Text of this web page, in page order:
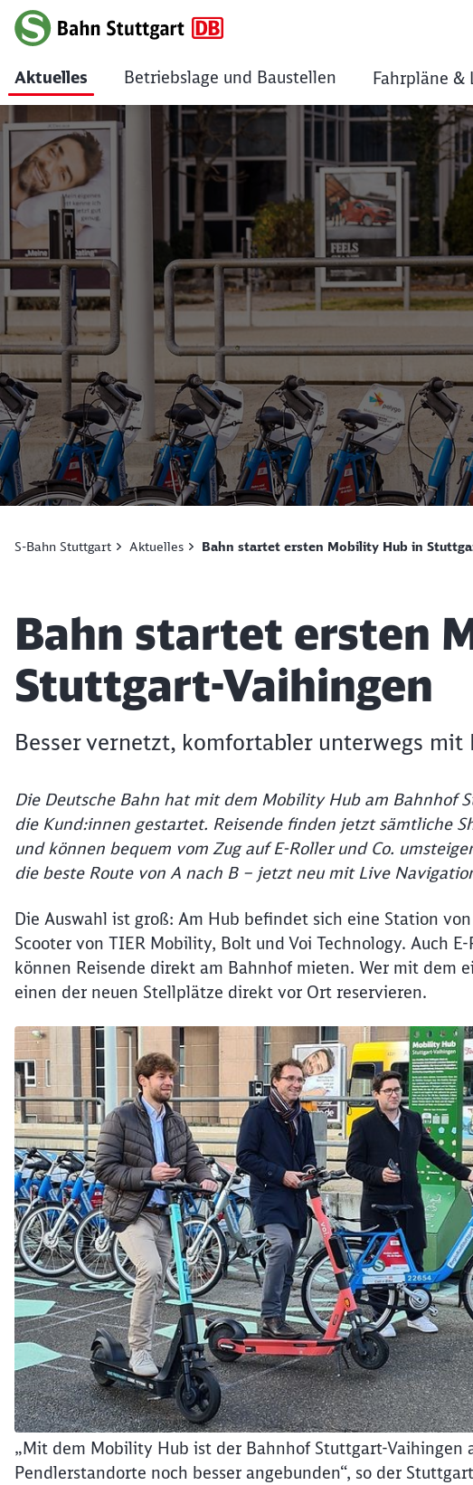
Bahn startet ersten
Aktuelles Betriebslage und Baustellen Fahrpläne &
Klicken, um den folgenden Slider zu überspringen
S-Bahn Stuttgart Aktuelles Bahn startet ersten Mobility Hub in
Artikel:
Bahn startet ersten
Stuttgart-Vaihingen
Besser vernetzt, komfortabler unterwegs mit
Die Deutsche Bahn hat mit dem Mobility Hub am Bahnhof
die Kund:innen gestartet. Reisende finden jetzt sämtliche
und können bequem vom Zug auf E-Roller und Co.
die beste Route von A nach B – jetzt neu mit Live
Die Auswahl ist groß: Am Hub befindet sich eine Station
Scooter von TIER Mobility, Bolt und Voi Technology. Auch
können Reisende direkt am Bahnhof mieten. Wer mit dem
einen der neuen Stellplätze direkt vor Ort reservieren.
„Mit dem Mobility Hub ist der Bahnhof Stuttgart-Vaihingen
Pendlerstandorte noch besser angebunden“, so der